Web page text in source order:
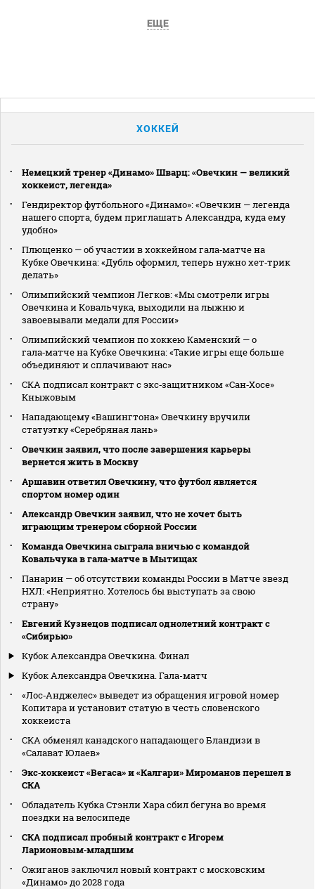
ЕЩЕ
ХОККЕЙ
Немецкий тренер «Динамо» Шварц: «Овечкин — великий
хоккеист, легенда»
Гендиректор футбольного «Динамо»: «Овечкин — легенда
нашего спорта, будем приглашать Александра, куда ему
удобно»
Плющенко — об участии в хоккейном гала‑матче на
Кубке Овечкина: «Дубль оформил, теперь нужно хет‑трик
делать»
Олимпийский чемпион Легков: «Мы смотрели игры
Овечкина и Ковальчука, выходили на лыжню и
завоевывали медали для России»
Олимпийский чемпион по хоккею Каменский — о
гала‑матче на Кубке Овечкина: «Такие игры еще больше
объединяют и сплачивают нас»
СКА подписал контракт с экс‑защитником «Сан‑Хосе»
Кныжовым
Нападающему «Вашингтона» Овечкину вручили
статуэтку «Серебряная лань»
Овечкин заявил, что после завершения карьеры
вернется жить в Москву
Аршавин ответил Овечкину, что футбол является
спортом номер один
Александр Овечкин заявил, что не хочет быть
играющим тренером сборной России
Команда Овечкина сыграла вничью с командой
Ковальчука в гала‑матче в Мытищах
Панарин — об отсутствии команды России в Матче звезд
НХЛ: «Неприятно. Хотелось бы выступать за свою
страну»
Евгений Кузнецов подписал однолетний контракт с
«Сибирью»
Кубок Александра Овечкина. Финал
Кубок Александра Овечкина. Гала-матч
«Лос‑Анджелес» выведет из обращения игровой номер
Копитара и установит статую в честь словенского
хоккеиста
СКА обменял канадского нападающего Бландизи в
«Салават Юлаев»
Экс‑хоккеист «Вегаса» и «Калгари» Мироманов перешел в
СКА
Обладатель Кубка Стэнли Хара сбил бегуна во время
поездки на велосипеде
СКА подписал пробный контракт с Игорем
Ларионовым‑младшим
Ожиганов заключил новый контракт с московским
«Динамо» до 2028 года